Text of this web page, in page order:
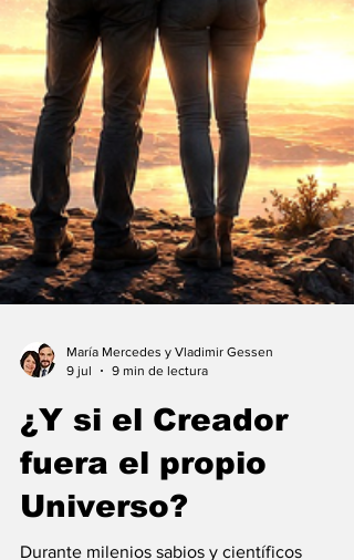
María Mercedes y Vladimir Gessen
9 jul
9 min de lectura